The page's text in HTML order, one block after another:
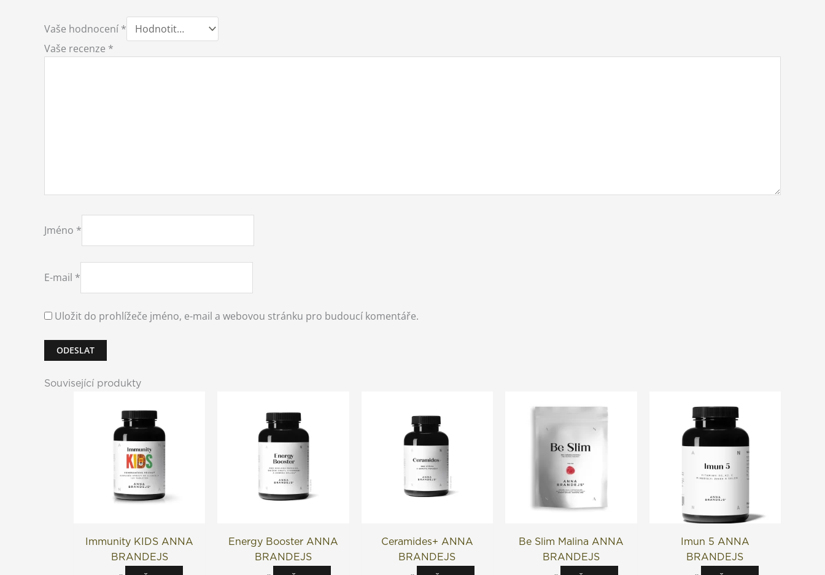
Vaše hodnocení *
Vaše recenze *
Jméno *
E-mail *
Uložit do prohlížeče jméno, e-mail a webovou stránku pro budoucí komentáře.
Související produkty
Immunity KIDS ANNA
BRANDEJS
Energy Booster ANNA
BRANDEJS
Ceramides+ ANNA
BRANDEJS
Be Slim Malina ANNA
BRANDEJS
Imun 5 ANNA
BRANDEJS